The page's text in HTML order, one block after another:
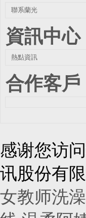
聯系蘭光
資訊中心
熱點資訊
合作客戶
感谢您访
讯股份有
女教师洗